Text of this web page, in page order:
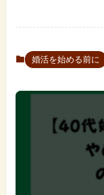
婚活を始める前に